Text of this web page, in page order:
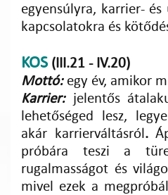
egyensúlyra, karrier-
kapcsolatokra és
KOS (III.21 - IV.20)
Mottó:egy év, amikor
Karrier:jelentős
lehetőséged lesz,
akár
karrierváltásról .
próbára teszi a
rugalmasságot és
mivel ezek a